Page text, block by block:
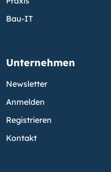
Bau-IT
Unternehmen
Newsletter
Anmelden
Registrieren
Kontakt